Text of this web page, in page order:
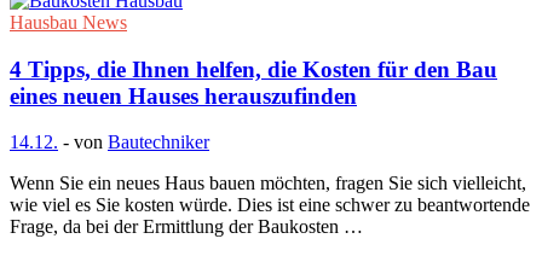
Hausbau News
4 Tipps, die Ihnen helfen, die Kosten für den Bau
eines neuen Hauses herauszufinden
14.12. - von Bautechniker
Wenn Sie ein neues Haus bauen möchten, fragen Sie sich vielleicht,
wie viel es Sie kosten würde. Dies ist eine schwer zu beantwortende
Frage, da bei der Ermittlung der Baukosten …